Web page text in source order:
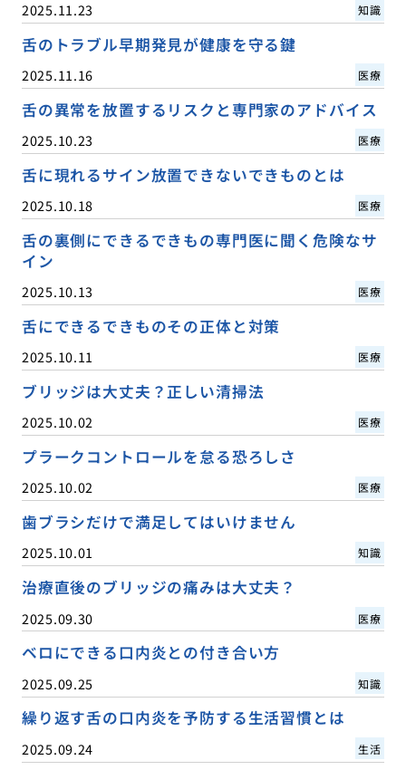
2025.11.23 知識
舌のトラブル早期発見が健康を守る鍵
2025.11.16 医療
舌の異常を放置するリスクと専門家のアドバイス
2025.10.23 医療
舌に現れるサイン放置できないできものとは
2025.10.18 医療
舌の裏側にできるできもの専門医に聞く危険なサ
イン
2025.10.13 医療
舌にできるできものその正体と対策
2025.10.11 医療
ブリッジは大丈夫？正しい清掃法
2025.10.02 医療
プラークコントロールを怠る恐ろしさ
2025.10.02 医療
歯ブラシだけで満足してはいけません
2025.10.01 知識
治療直後のブリッジの痛みは大丈夫？
2025.09.30 医療
ベロにできる口内炎との付き合い方
2025.09.25 知識
繰り返す舌の口内炎を予防する生活習慣とは
2025.09.24 生活